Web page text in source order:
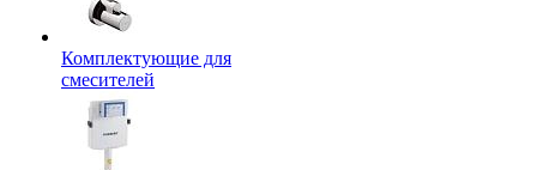
Комплектующие для
смесителей